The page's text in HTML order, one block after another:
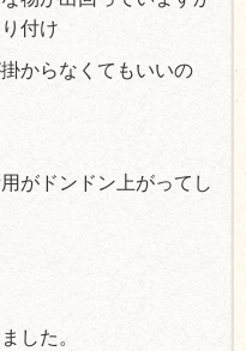
付け
からなくてもいいの
がドンドン上がってし
した。